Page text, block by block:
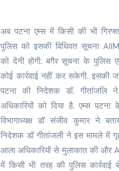
अब पटना एम्स में किसी की भी
पुलिस को इसकी विधिवत सूचना
को देनी होगी. बगैर सूचना के पुलिस
कोई कार्रवाई नहीं कर सकेगी. इसकी
पटना की निदेशक डॉ.
अधिकारियों को दिया है. एम्स पटना
विभागाध्यक्ष डॉ संजीव कुमार ने
निदेशक डॉ गीतांजली ने इस मामले में
आला अधिकारियों से मुलाकात की और
में किसी भी तरह की पुलिस कार्रवाई